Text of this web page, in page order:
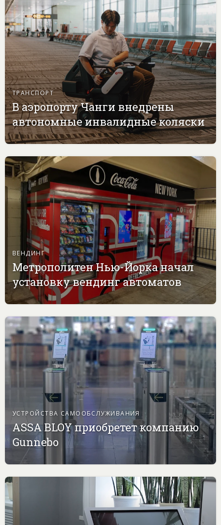
ТРАНСПОРТ
В аэропорту Чанги внедрены
автономные инвалидные коляски
ВЕНДИНГ
Метрополитен Нью-Йорка начал
установку вендинг автоматов
УСТРОЙСТВА САМООБСЛУЖИВАНИЯ
ASSA BLOY приобретет компанию
Gunnebo